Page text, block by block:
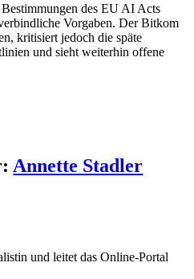
des EU AI Acts
Vorgaben. Der Bitkom
kritisiert jedoch die späte
und sieht weiterhin offene
Annette Stadler
und leitet das Online-Portal